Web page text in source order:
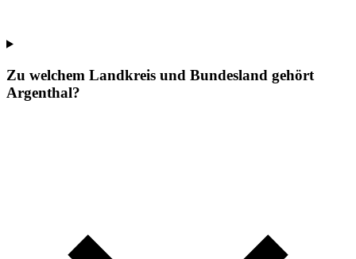
Zu welchem Landkreis und Bundesland gehört
Argenthal?